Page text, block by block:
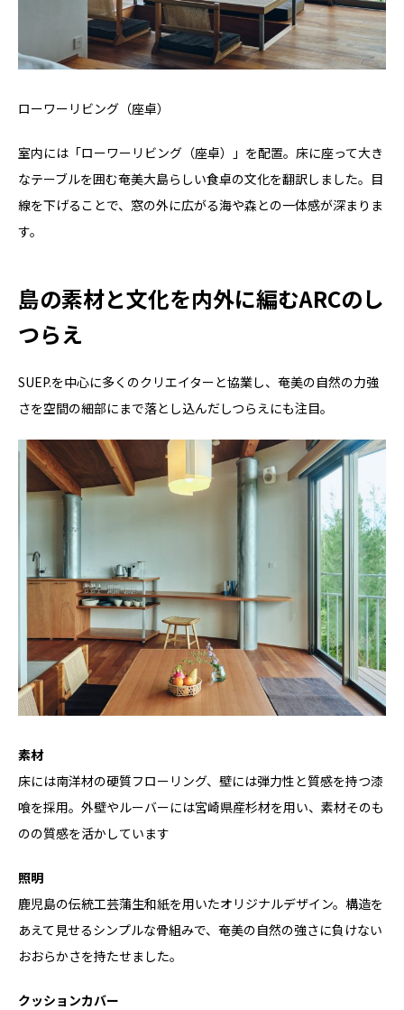
ローワーリビング（座卓）
室内には「ローワーリビング（座卓）」を配置。床に座って大き
なテーブルを囲む奄美大島らしい食卓の文化を翻訳しました。目
線を下げることで、窓の外に広がる海や森との一体感が深まりま
す。
島の素材と文化を内外に編むARCのし
つらえ
SUEP.を中心に多くのクリエイターと協業し、奄美の自然の力強
さを空間の細部にまで落とし込んだしつらえにも注目。
素材
床には南洋材の硬質フローリング、壁には弾力性と質感を持つ漆
喰を採用。外壁やルーバーには宮崎県産杉材を用い、素材そのも
のの質感を活かしています
照明
鹿児島の伝統工芸蒲生和紙を用いたオリジナルデザイン。構造を
あえて見せるシンプルな骨組みで、奄美の自然の強さに負けない
おおらかさを持たせました。
クッションカバー